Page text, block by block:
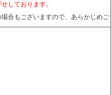
しております。
合もございますので、あらかじめご